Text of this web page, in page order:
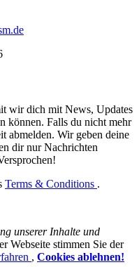
wir dich mit News, Updates
können. Falls du nicht mehr
abmelden. Wir geben deine
dir nur Nachrichten
Terms & Conditions .
unserer Inhalte und
Webseite stimmen Sie der
, Cookies ablehnen!